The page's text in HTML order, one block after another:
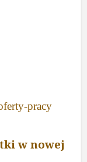
pracy
w nowej